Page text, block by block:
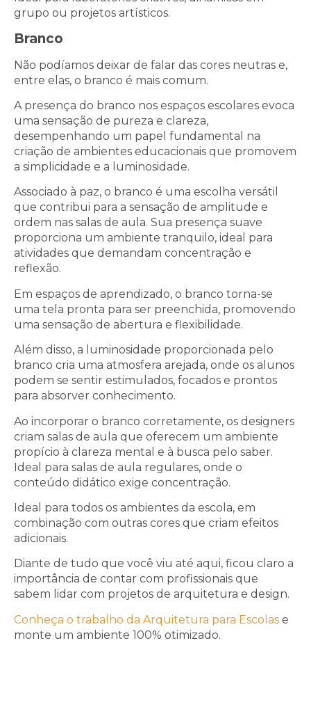
grupo ou projetos artísticos.
Branco
Não podíamos deixar de falar das cores neutras e,
entre elas, o branco é mais comum.
A presença do branco nos espaços escolares evoca
uma sensação de pureza e clareza,
desempenhando um papel fundamental na
criação de ambientes educacionais que promovem
a simplicidade e a luminosidade.
Associado à paz, o branco é uma escolha versátil
que contribui para a sensação de amplitude e
ordem nas salas de aula. Sua presença suave
proporciona um ambiente tranquilo, ideal para
atividades que demandam concentração e
reflexão.
Em espaços de aprendizado, o branco torna-se
uma tela pronta para ser preenchida, promovendo
uma sensação de abertura e flexibilidade.
Além disso, a luminosidade proporcionada pelo
branco cria uma atmosfera arejada, onde os alunos
podem se sentir estimulados, focados e prontos
para absorver conhecimento.
Ao incorporar o branco corretamente, os designers
criam salas de aula que oferecem um ambiente
propício à clareza mental e à busca pelo saber.
Ideal para salas de aula regulares, onde o
conteúdo didático exige concentração.
Ideal para todos os ambientes da escola, em
combinação com outras cores que criam efeitos
adicionais.
Diante de tudo que você viu até aqui, ficou claro a
importância de contar com profissionais que
sabem lidar com projetos de arquitetura e design.
Conheça o trabalho da Arquitetura para Escolas e
monte um ambiente 100% otimizado.